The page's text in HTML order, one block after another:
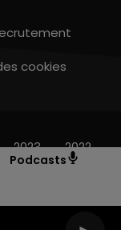
Podcasts
cookies
2023 2022